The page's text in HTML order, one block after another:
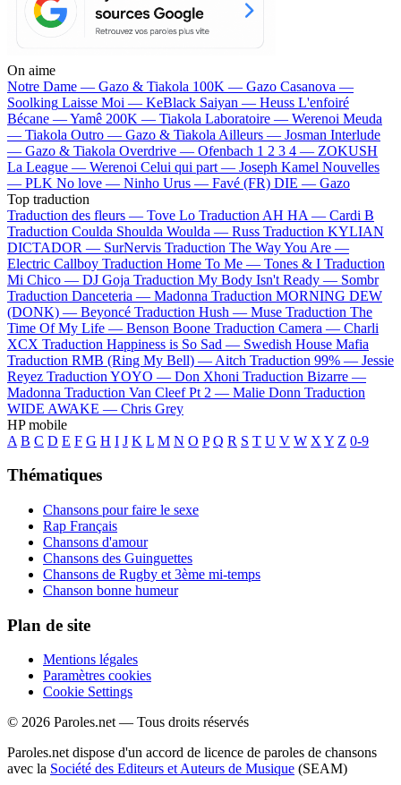
On aime
Notre Dame — Gazo & Tiakola 100K — Gazo Casanova —
Soolking Laisse Moi — KeBlack Saiyan — Heuss L'enfoiré
Bécane —Yamê 200K — Tiakola Laboratoire — Werenoi Meuda
— Tiakola Outro — Gazo & Tiakola Ailleurs — Josman Interlude
— Gazo & Tiakola Overdrive — Ofenbach 1 2 3 4 — ZOKUSH
La League — Werenoi Celui qui part — Joseph Kamel Nouvelles
— PLK No love — Ninho Urus — Favé (FR) DIE — Gazo
Top traduction
Traduction des fleurs — Tove Lo Traduction AH HA — Cardi B
Traduction Coulda Shoulda Woulda — Russ Traduction KYLIAN
DICTADOR — SurNervis Traduction The Way You Are —
Electric Callboy Traduction Home To Me — Tones & I Traduction
Mi Chico — DJ Goja Traduction My Body Isn't Ready — Sombr
Traduction Danceteria — Madonna Traduction MORNING DEW
(DONK) — Beyoncé Traduction Hush — Muse Traduction The
Time Of My Life — Benson Boone Traduction Camera — Charli
XCX Traduction Happiness is So Sad — Swedish House Mafia
Traduction RMB (Ring My Bell) — Aitch Traduction 99% — Jessie
Reyez Traduction YOYO — Don Xhoni Traduction Bizarre —
Madonna Traduction Van Cleef Pt 2 — Malie Donn Traduction
WIDE AWAKE — Chris Grey
HP mobile
A B C D E F G H I J K L M N O P Q R S T U V W X Y Z 0-9
Thématiques
Chansons pour faire le sexe
Rap Français
Chansons d'amour
Chansons des Guinguettes
Chansons de Rugby et 3ème mi-temps
Chanson bonne humeur
Plan de site
Mentions légales
Paramètres cookies
Cookie Settings
© 2026 Paroles.net — Tous droits réservés
Paroles.net dispose d'un accord de licence de paroles de chansons
avec la Société des Editeurs et Auteurs de Musique (SEAM)